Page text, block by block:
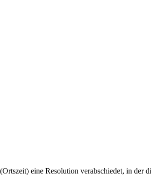
eine Reso­lu­tion ver­ab­schiedet, in